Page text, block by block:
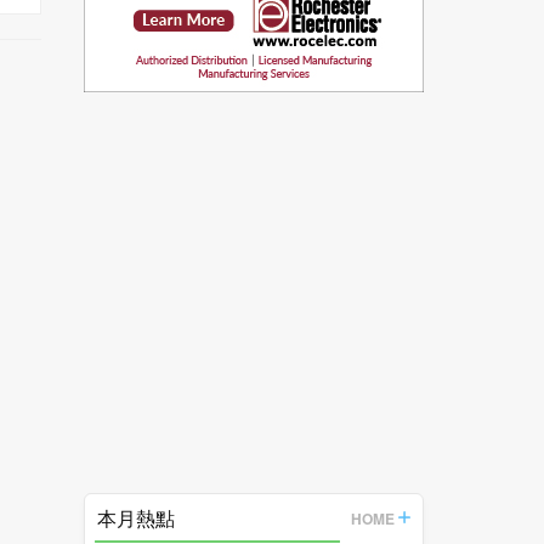
本月熱點 HOME